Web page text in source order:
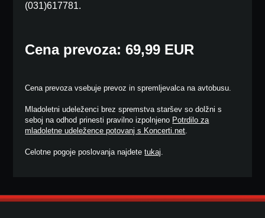
(031)617781.
Cena prevoza: 69,99 EUR
Cena prevoza vsebuje prevoz in spremljevalca na avtobusu.
Mladoletni udeleženci brez spremstva staršev so dolžni s
seboj na odhod prinesti pravilno izpolnjeno Potrdilo za
mladoletne udeležence potovanj s Koncerti.net.
Celotne pogoje poslovanja najdetetukaj.